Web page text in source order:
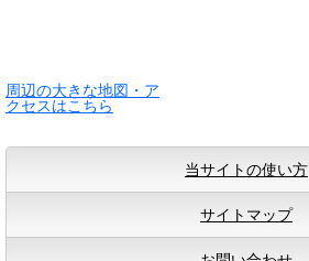
周辺の大きな地図・ア
クセスはこちら
当サイトの使い方
サイトマップ